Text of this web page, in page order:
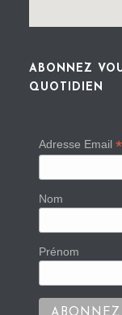
ABONNEZ
QUOTIDIEN
Adresse Email *
Nom
Prénom